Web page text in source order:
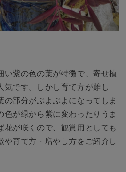
い紫の色の葉が特徴で、寄せ植
気です。しかし育て方が難し
の部分がぶよぶよになってしま
色が緑から紫に変わったりうま
花が咲くので、観賞用としても
や育て方・増やし方をご紹介し